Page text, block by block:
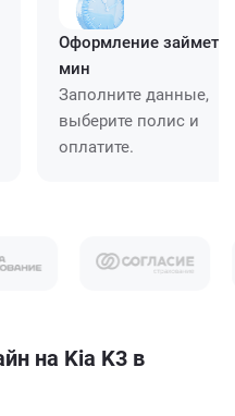
Оформление займет
мин
Заполните данные,
выберите полис и
оплатите.
на Kia K3 в